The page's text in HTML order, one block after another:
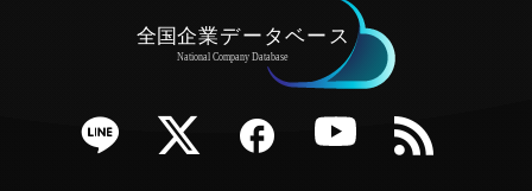
Twitter Facebook YouTube RSS